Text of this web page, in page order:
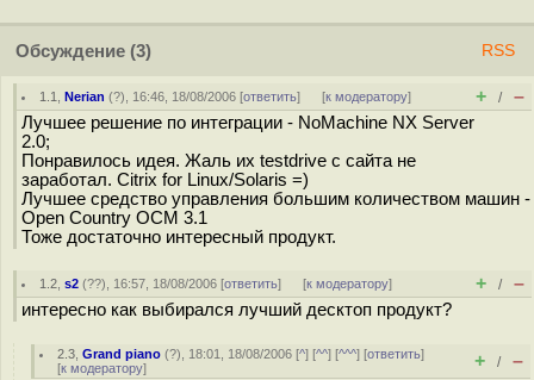
Обсуждение (3) RSS
1.1 ,Nerian (?), 16:46, 18/08/2006 [ответить] [к модератору] + / –
Лучшее решение по интеграции - NoMachine NX Server
2.0;
Понравилось идея. Жаль их testdrive с сайта не
заработал. Citrix for Linux/Solaris =)
Лучшее средство управления большим количеством машин -
Open Country OCM 3.1
Тоже достаточно интересный продукт.
1.2 ,s2 (??), 16:57, 18/08/2006 [ответить] [к модератору] + / –
интересно как выбирался лучший десктоп продукт?
2.3 ,Grand piano (?), 18:01, 18/08/2006 [^] [^^] [^^^] [ответить]
[к модератору] + / –